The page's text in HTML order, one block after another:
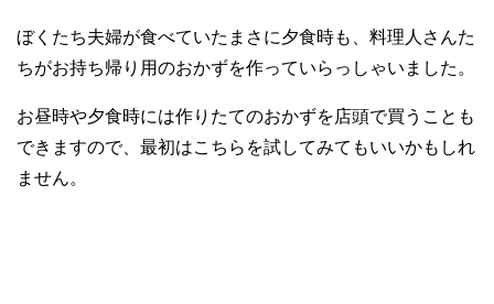
ぼくたち夫婦が食べていたまさに夕食時も、料理人さんた
ちがお持ち帰り用のおかずを作っていらっしゃいました。
お昼時や夕食時には作りたてのおかずを店頭で買うことも
できますので、最初はこちらを試してみてもいいかもしれ
ません。